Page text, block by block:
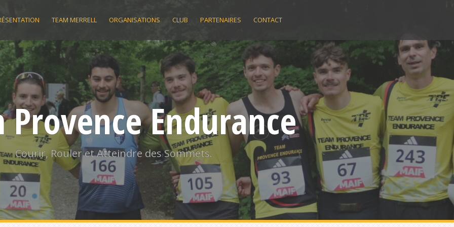
TEAM MERRELL ORGANISATIONS CLUB PARTENAIRES CONTACT
Provence Endurance
Courir, Rouler et Atteindre des Sommets.